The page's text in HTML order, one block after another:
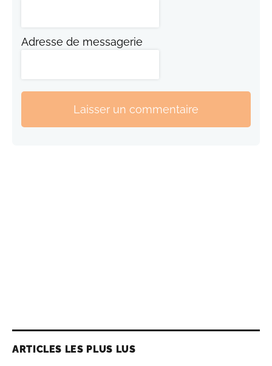
Adresse de messagerie
Laisser un commentaire
ARTICLES LES PLUS LUS